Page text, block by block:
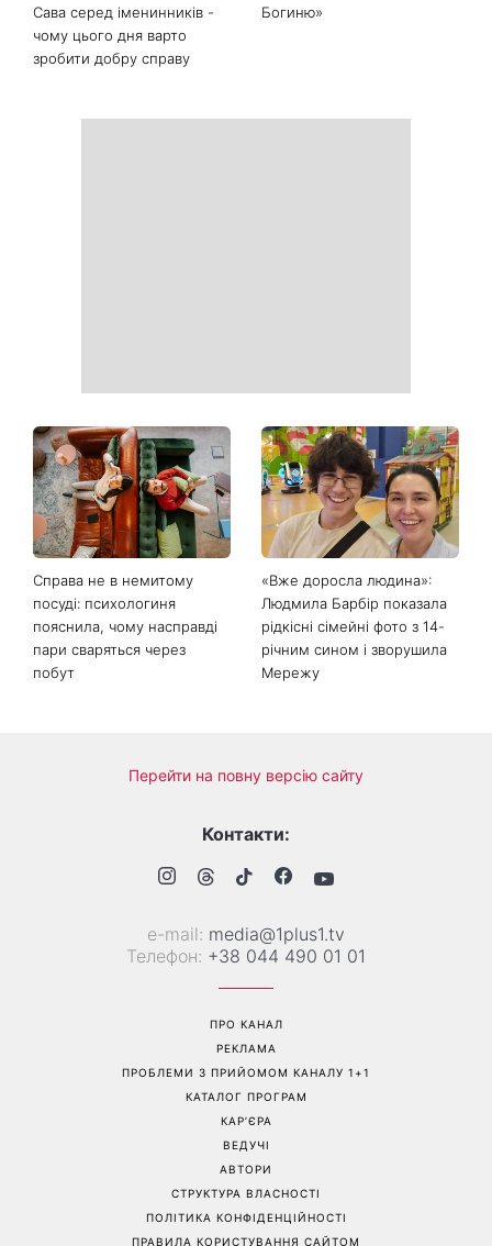
Сава серед іменинників -
чому цього дня варто
зробити добру справу
Богиню»
Справа не в немитому
посуді: психологиня
пояснила, чому насправді
пари сваряться через
побут
«Вже доросла людина»:
Людмила Барбір показала
рідкісні сімейні фото з 14-
річним сином і зворушила
Мережу
Перейти на повну версію сайту
Контакти:
е-mail: media@1plus1.tv
Телефон: +38 044 490 01 01
ПРО КАНАЛ
РЕКЛАМА
ПРОБЛЕМИ З ПРИЙОМОМ КАНАЛУ 1+1
КАТАЛОГ ПРОГРАМ
КАР’ЄРА
ВЕДУЧІ
АВТОРИ
СТРУКТУРА ВЛАСНОСТІ
ПОЛІТИКА КОНФІДЕНЦІЙНОСТІ
ПРАВИЛА КОРИСТУВАННЯ САЙТОМ